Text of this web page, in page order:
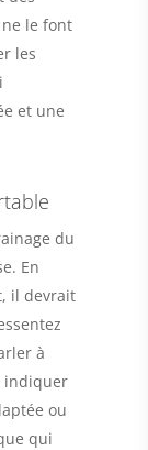
le font
les
et une
du
En
il devrait
à
indiquer
ou
qui